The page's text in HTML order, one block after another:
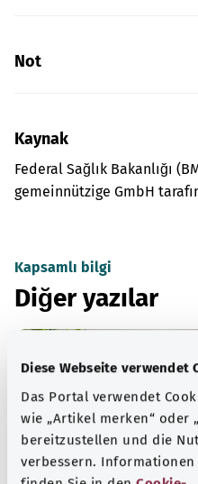
Diese Webseite verwendet
Das Portal verwendet
wie „Artikel merken“ oder
bereitzustellen und die
verbessern.
Not
Kaynak
Federal Sağlık Bakanlığı
gemeinnützige GmbH
Kapsamlı bilgi
Diğer yazılar